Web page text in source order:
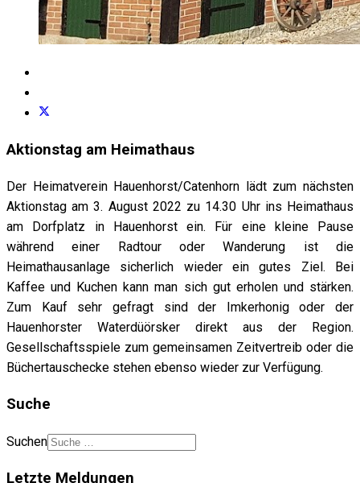
Aktionstag am Heimathaus
Der Heimatverein Hauenhorst/Catenhorn lädt zum nächsten
Aktionstag am 3. August 2022 zu 14.30 Uhr ins Heimathaus
am Dorfplatz in Hauenhorst ein. Für eine kleine Pause
während einer Radtour oder Wanderung ist die
Heimathausanlage sicherlich wieder ein gutes Ziel. Bei
Kaffee und Kuchen kann man sich gut erholen und stärken.
Zum Kauf sehr gefragt sind der Imkerhonig oder der
Hauenhorster Waterdüörsker direkt aus der Region.
Gesellschaftsspiele zum gemeinsamen Zeitvertreib oder die
Büchertauschecke stehen ebenso wieder zur Verfügung.
Suche
Suchen
Letzte Meldungen